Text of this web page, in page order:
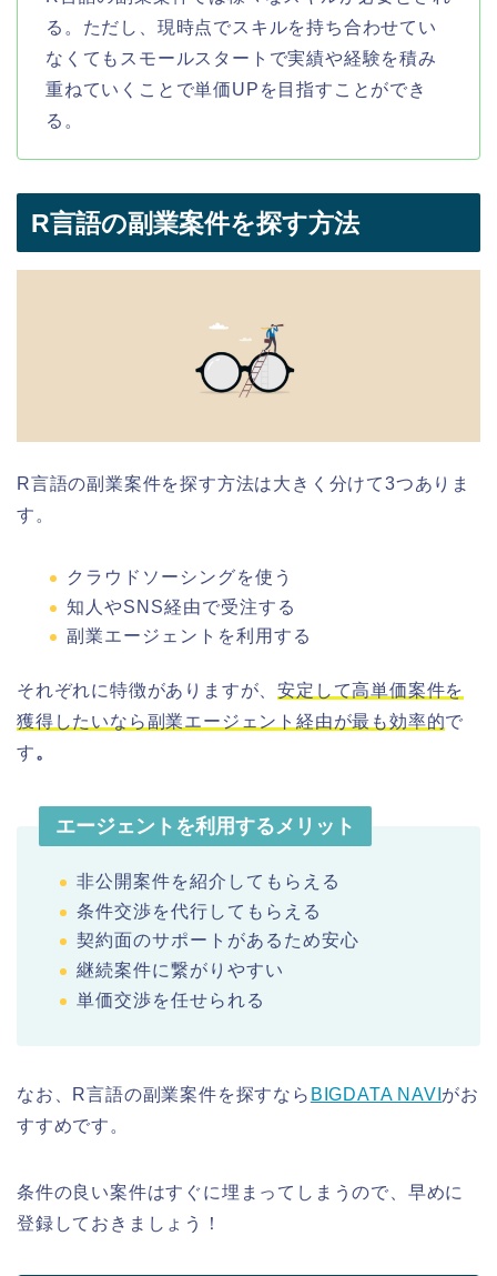
る。ただし、現時点でスキルを持ち合わせてい
なくてもスモールスタートで実績や経験を積み
重ねていくことで単価UPを目指すことができ
る。
R言語の副業案件を探す方法
R言語の副業案件を探す方法は大きく分けて3つありま
す。
クラウドソーシングを使う
知人やSNS経由で受注する
副業エージェントを利用する
それぞれに特徴がありますが、安定して高単価案件を
獲得したいなら副業エージェント経由が最も効率的で
す。
エージェントを利用するメリット
非公開案件を紹介してもらえる
条件交渉を代行してもらえる
契約面のサポートがあるため安心
継続案件に繋がりやすい
単価交渉を任せられる
なお、R言語の副業案件を探すなら BIGDATA NAVI がお
すすめです。
条件の良い案件はすぐに埋まってしまうので、早めに
登録しておきましょう！